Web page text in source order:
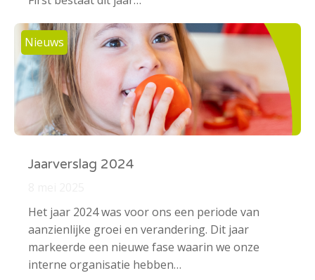
Nieuws
Jaarverslag 2024
Het jaar 2024 was voor ons een periode van
aanzienlijke groei en verandering. Dit jaar
markeerde een nieuwe fase waarin we onze
interne organisatie hebben…